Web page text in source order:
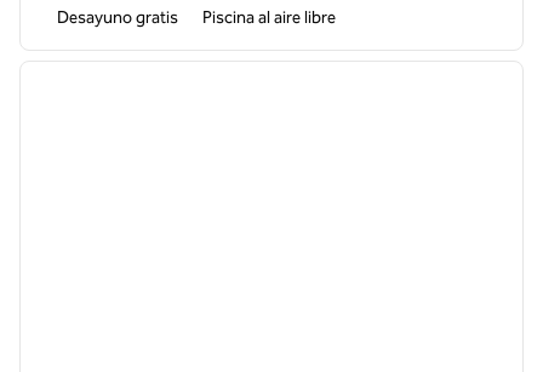
Desayuno gratis Piscina al aire libre
1 de 10